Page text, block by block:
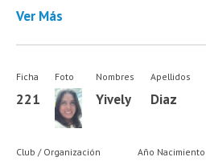
Ver Más
Ficha
221
Foto Nombres
Yively
Apellidos
Diaz
Club / Organización Año Nacimiento